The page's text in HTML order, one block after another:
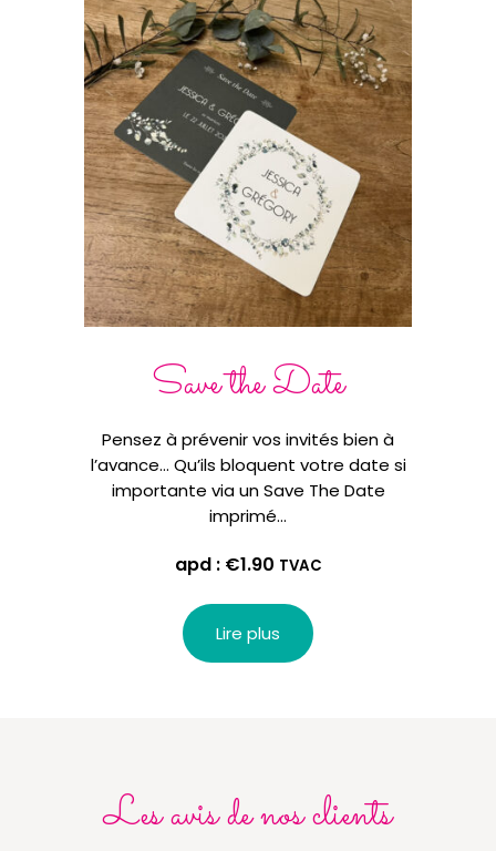
Save the Date
Pensez à prévenir vos invités bien à
l’avance… Qu’ils bloquent votre date si
importante via un Save The Date
imprimé…
apd : €1.90 TVAC
Lire plus
Les avis de nos clients